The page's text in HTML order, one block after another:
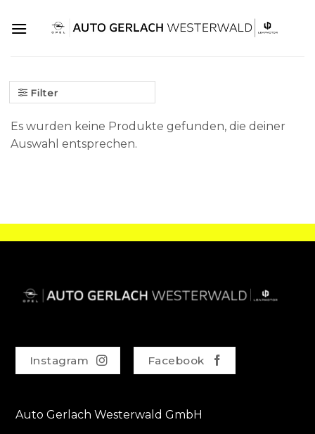
Filter
Es wurden keine Produkte gefunden, die deiner
Auswahl entsprechen.
Instagram Facebook
Auto Gerlach Westerwald GmbH